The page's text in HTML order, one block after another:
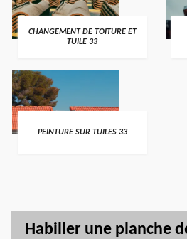
CHANGEMENT DE TOITURE ET
TUILE 33
PEINTURE SUR TUILES 33
Habiller une planche